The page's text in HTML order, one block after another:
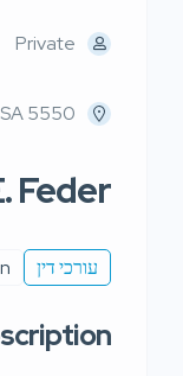
Private
5550 Topanga Canyon Blvd suite 280, Woodland Hills, CA 91367, USA
Feder
עורכי דין